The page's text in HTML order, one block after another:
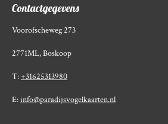
Contactgegevens
Voorofscheweg 273
2771ML, Boskoop
T:+31625313980
E:info@paradijsvogelkaarten.nl